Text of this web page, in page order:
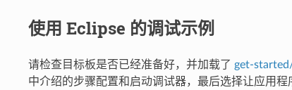
使用 Eclipse 的调试示例
请检查目标板是否已经准备好，并加载了 get-
中介绍的步骤配置和启动调试器，最后选择让应用程